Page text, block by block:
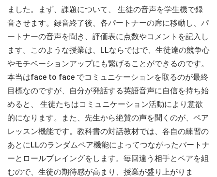
ました。まず、課題について、 生徒の音声を学生機で録
音させます。録音終了後、各パートナーの席に移動し、パ
ートナーの音声を聞き、評価表に点数やコメントを記入し
ます。このような授業は、LLならではで、生徒達の競争心
やモチベーションアップにも繋げることができるのです。
本当はface to face でコミュニケーションを取るのが最終
目標なのですが、自分が発話する英語音声に自信を持ち始
めると、 生徒たちはコミュニケーション活動により意欲
的になります。また、先生から絶賛の声を聞くのが、ペア
レッスン機能です。教科書の対話教材では、各自の練習の
あとにLLのランダムペア機能によってつながったパートナ
ーとロールプレイングをします。毎回違う相手とペアを組
むので、生徒の期待感が高まり、授業が盛り上がりま